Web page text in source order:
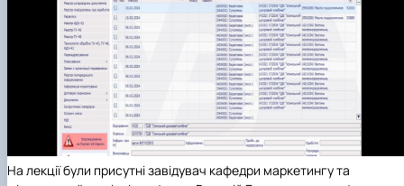
На лекції були присутні завідувач кафедри маркетингу та